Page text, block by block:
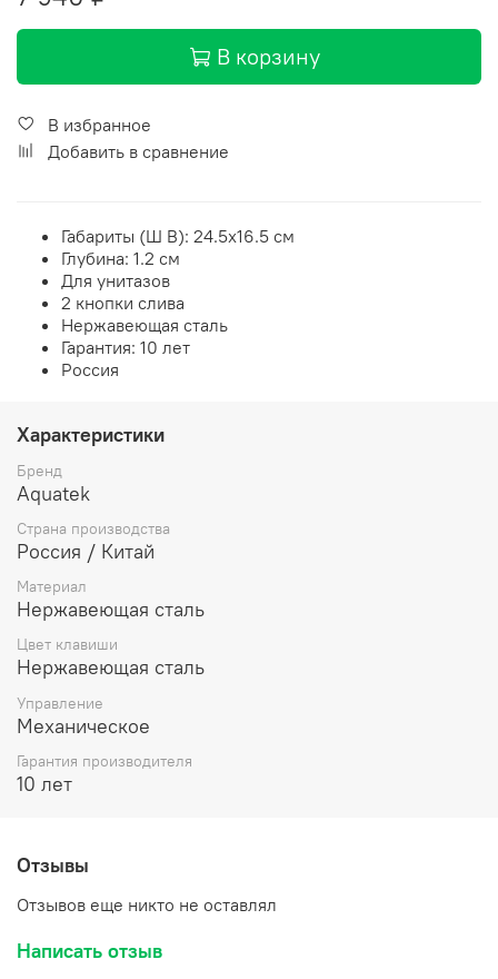
В корзину
В избранное
Добавить в сравнение
Габариты (Ш В): 24.5x16.5 см
Глубина: 1.2 см
Для унитазов
2 кнопки слива
Нержавеющая сталь
Гарантия: 10 лет
Россия
Характеристики
Бренд
Aquatek
Страна производства
Россия / Китай
Материал
Нержавеющая сталь
Цвет клавиши
Нержавеющая сталь
Управление
Механическое
Гарантия производителя
10 лет
Отзывы
Отзывов еще никто не оставлял
Написать отзыв